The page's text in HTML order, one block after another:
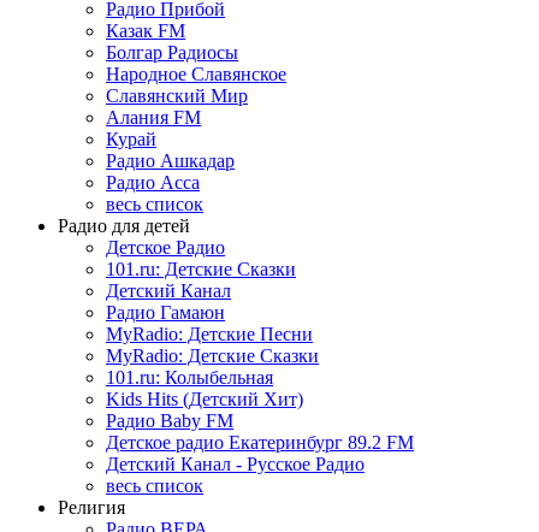
Радио Прибой
Казак FM
Болгар Радиосы
Народное Славянское
Славянский Мир
Алания FM
Курай
Радио Ашкадар
Радио Асса
весь список
Радио для детей
Детское Радио
101.ru: Детские Сказки
Детский Канал
Радио Гамаюн
MyRadio: Детские Песни
MyRadio: Детские Сказки
101.ru: Колыбельная
Kids Hits (Детский Хит)
Радио Baby FM
Детское радио Екатеринбург 89.2 FM
Детский Канал - Русское Радио
весь список
Религия